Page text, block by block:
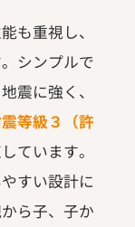
も重視し、
シンプルで
震に強く、
等級３（許
ています。
すい設計に
ら子、子か